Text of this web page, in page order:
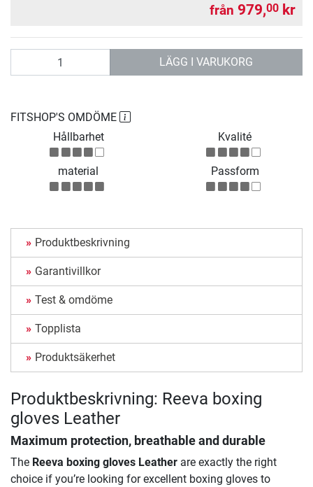
från 979,00 kr
LÄGG I VARUKORG
FITSHOP'S OMDÖME
Hållbarhet
Kvalité
material Passform
Produktbeskrivning
Garantivillkor
Test & omdöme
Topplista
Produktsäkerhet
Produktbeskrivning: Reeva boxing
gloves Leather
Maximum protection, breathable and durable
The Reeva boxing gloves Leather are exactly the right
choice if you’re looking for excellent boxing gloves to